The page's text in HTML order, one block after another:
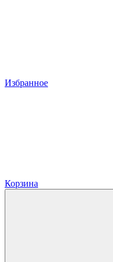
Избранное
Корзина